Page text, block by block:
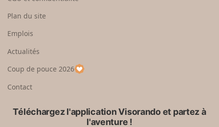
e
u
p
a
Plan du site
Emplois
Actualités
Coup de pouce 2026
Contact
Téléchargez l'application Visorando et partez à
l'aventure !